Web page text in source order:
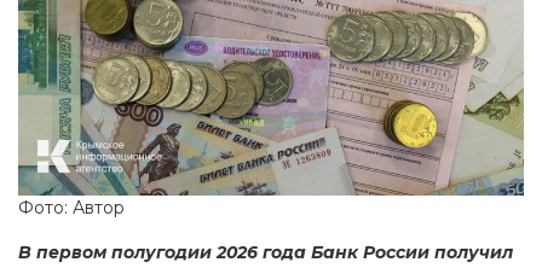
Фото: Автор
В первом полугодии 2026 года Банк России получил